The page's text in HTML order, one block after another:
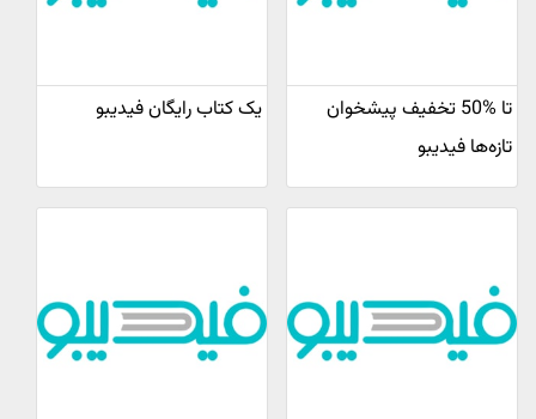
تا %50 تخفیف پیشخوان
تازه‌ها فیدیبو
یک کتاب رایگان فیدیبو